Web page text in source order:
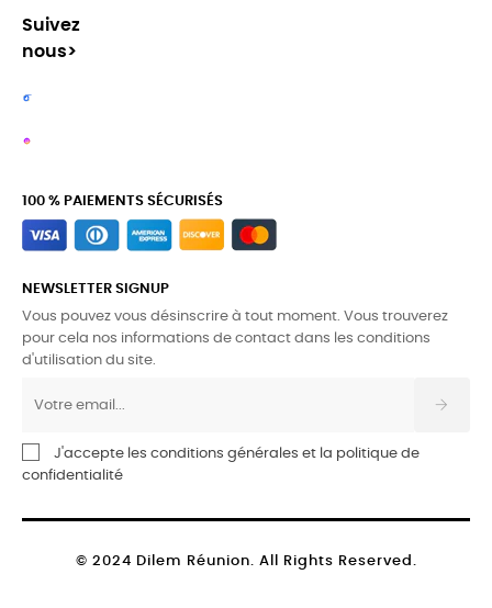
Suivez
nous>
100 % PAIEMENTS SÉCURISÉS
NEWSLETTER SIGNUP
Vous pouvez vous désinscrire à tout moment. Vous trouverez
pour cela nos informations de contact dans les conditions
d'utilisation du site.
J'accepte les conditions générales et la politique de
confidentialité
© 2024 Dilem Réunion. All Rights Reserved.